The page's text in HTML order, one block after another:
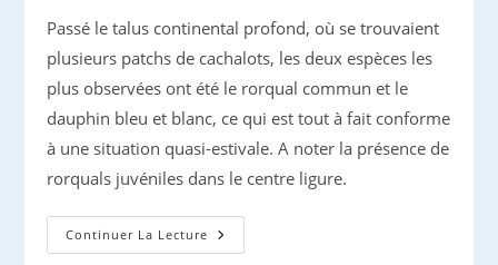
Passé le talus continental profond, où se trouvaient
plusieurs patchs de cachalots, les deux espèces les
plus observées ont été le rorqual commun et le
dauphin bleu et blanc, ce qui est tout à fait conforme
à une situation quasi-estivale. A noter la présence de
rorquals juvéniles dans le centre ligure.
Continuer La Lecture Prospection
Méditerranée